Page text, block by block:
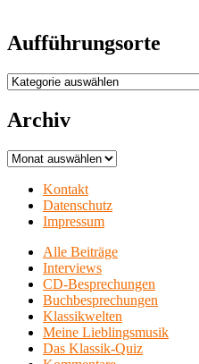
Aufführungsorte
Aufführungsorte
Archiv
Archiv
Kontakt
Datenschutz
Impressum
Alle Beiträge
Interviews
CD-Besprechungen
Buchbesprechungen
Klassikwelten
Meine Lieblingsmusik
Das Klassik-Quiz